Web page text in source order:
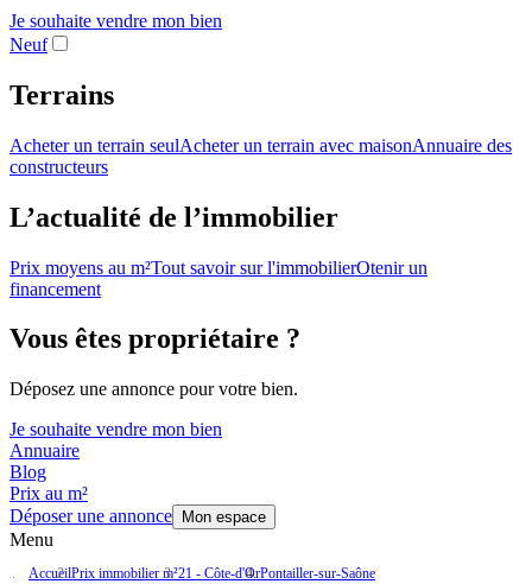
Je souhaite vendre mon bien
Neuf
Terrains
Acheter un terrain seulAcheter un terrain avec maisonAnnuaire des
constructeurs
L’actualité de l’immobilier
Prix moyens au m²Tout savoir sur l'immobilierOtenir un
financement
Vous êtes propriétaire ?
Déposez une annonce pour votre bien.
Je souhaite vendre mon bien
Annuaire
Blog
Prix au m²
Déposer une annonce
Mon espace
Menu
AccueilPrix immobilier m²21 - Côte-d'OrPontailler-sur-Saône